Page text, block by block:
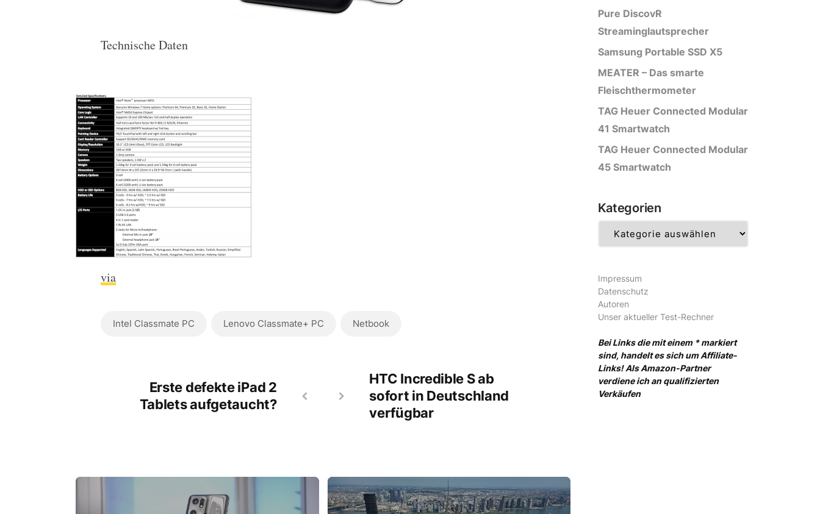
Technische Daten
via
Intel Classmate PC Lenovo Classmate+ PC Netbook
Erste defekte iPad 2
Tablets aufgetaucht?
HTC Incredible S ab
sofort in Deutschland
verfügbar
Pure DiscovR
Streaminglautsprecher
Samsung Portable SSD X5
MEATER – Das smarte
Fleischthermometer
TAG Heuer Connected Modular
41 Smartwatch
TAG Heuer Connected Modular
45 Smartwatch
Kategorien
Impressum
Datenschutz
Autoren
Unser aktueller Test-Rechner
Bei Links die mit einem * markiert
sind, handelt es sich um Affiliate-
Links! Als Amazon-Partner
verdiene ich an qualifizierten
Verkäufen